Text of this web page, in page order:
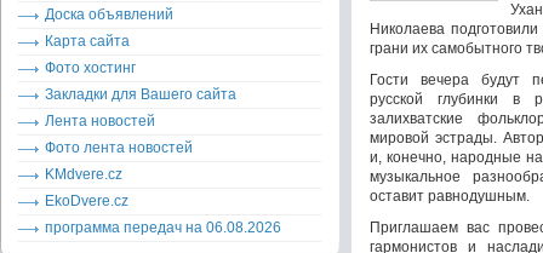
Николаева
грани их самобытного
Гости вечера будут
русской глубинки в
залихватские
мировой эстрады.
и, конечно, народные
музыкальное
оставит равнодушным.
Приглашаем вас
гармонистов и
Доска объявлений
Карта сайта
Фото хостинг
Закладки для Вашего сайта
Лента новостей
Фото лента новостей
KMdvere.cz
EkoDvere.cz
программа передач на 06.08.2026